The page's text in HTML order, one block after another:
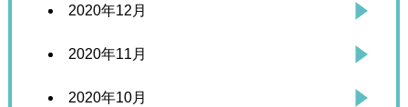
2020年12月
2020年11月
2020年10月